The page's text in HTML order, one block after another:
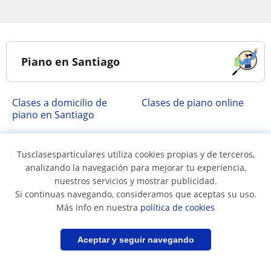
Guardar búsqueda
Piano en Santiago
Clases a domicilio de
piano en Santiago
Clases de piano online
Principales localidades
Clases de piano en
Clases de piano en
Estacion Central
Clases de piano en
Huechuraba
Clases de piano en
Independencia
Tusclasesparticulares utiliza cookies propias y de terceros,
analizando la navegación para mejorar tu experiencia,
nuestros servicios y mostrar publicidad.
Si continuas navegando, consideramos que aceptas su uso.
Más info en nuestra política de cookies
Aceptar y seguir navegando